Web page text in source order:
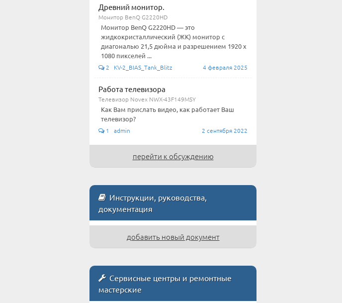
Древний монитор.
Монитор BenQ G2220HD
Монитор BenQ G2220HD — это
жидкокристаллический (ЖК) монитор с
диагональю 21,5 дюйма и разрешением 1920 x
1080 пикселей ...
2 KV-2_BIAS_Tank_Blitz 4 февраля 2025
Работа телевизора
Телевизор Novex NWX-43F149MSY
Как Вам прислать видео, как работает Ваш
телевизор?
1 admin 2 сентября 2022
перейти к обсуждению
Инструкции, руководства,
документация
добавить новый документ
Сервисные центры и ремонтные
мастерские